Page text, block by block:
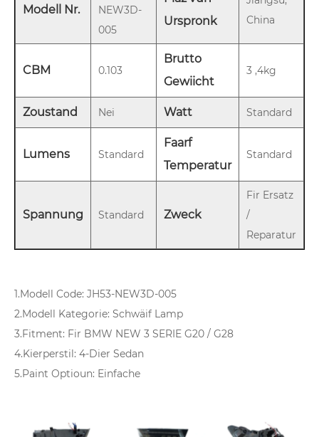
Modell Nr.
NEW3D-
005
Urspronk
China
CBM 0.103
Brutto
Gewiicht
3 ,4kg
Zoustand Nei Watt Standard
Lumens Standard
Faarf
Temperatur
Standard
Spannung Standard Zweck
Fir Ersatz
/
Reparatur
1.Modell Code: JH53-NEW3D-005
2.Modell Kategorie: Schwäif Lamp
3.Fitment: Fir BMW NEW 3 SERIE G20 / G28
4.Kierperstil: 4-Dier Sedan
5.Paint Optioun: Einfache